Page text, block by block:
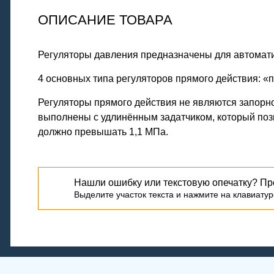
ОПИСАНИЕ ТОВАРА
Регуляторы давления предназначены для
4 основных типа регуляторов прямого действия:
Регуляторы прямого действия не являются
выполнены с удлинённым задатчиком, который
должно превышать 1,1 МПа.
Нашли ошибку или текстовую опечатку?
Выделите участок текста и нажмите на